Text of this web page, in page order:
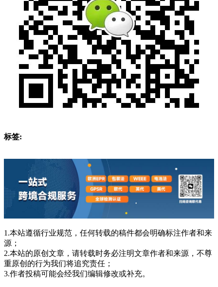
标签:
1.本站遵循行业规范，任何转载的稿件都会明确标注作者和来
源；
2.本站的原创文章，请转载时务必注明文章作者和来源，不尊
重原创的行为我们将追究责任；
3.作者投稿可能会经我们编辑修改或补充。